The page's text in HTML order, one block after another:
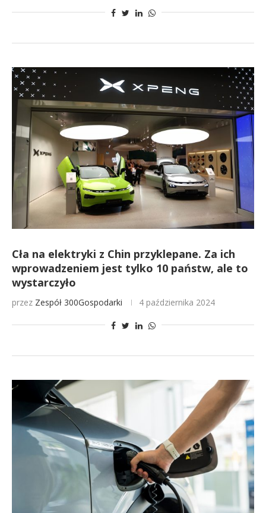
Cła na elektryki z Chin przyklepane. Za ich
wprowadzeniem jest tylko 10 państw, ale to
wystarczyło
przez Zespół 300Gospodarki 4 października 2024